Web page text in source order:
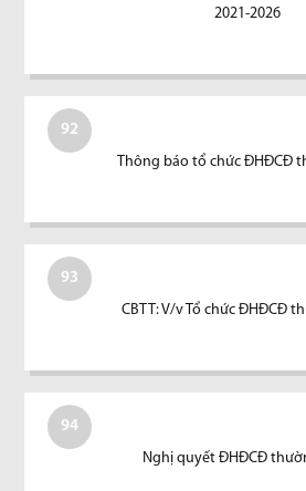
2021-2026
92
Thông báo tổ chức ĐHĐCĐ
93
CBTT: V/v Tổ chức ĐHĐCĐ
94
Nghị quyết ĐHĐCĐ